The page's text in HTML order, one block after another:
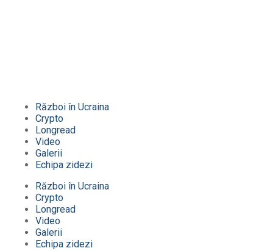
Război în Ucraina
Crypto
Longread
Video
Galerii
Echipa zidezi
Război în Ucraina
Crypto
Longread
Video
Galerii
Echipa zidezi